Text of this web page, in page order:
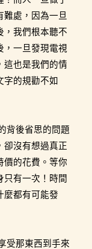
難處，因為一旦
，我們根本聽不
，一旦發現電視
這也是我們的情
字的規勸不如
背後省思的問題
卻沒有想過真正
價的花費。等你
只有一次！時間
麼都有可能發
受那東西到手來